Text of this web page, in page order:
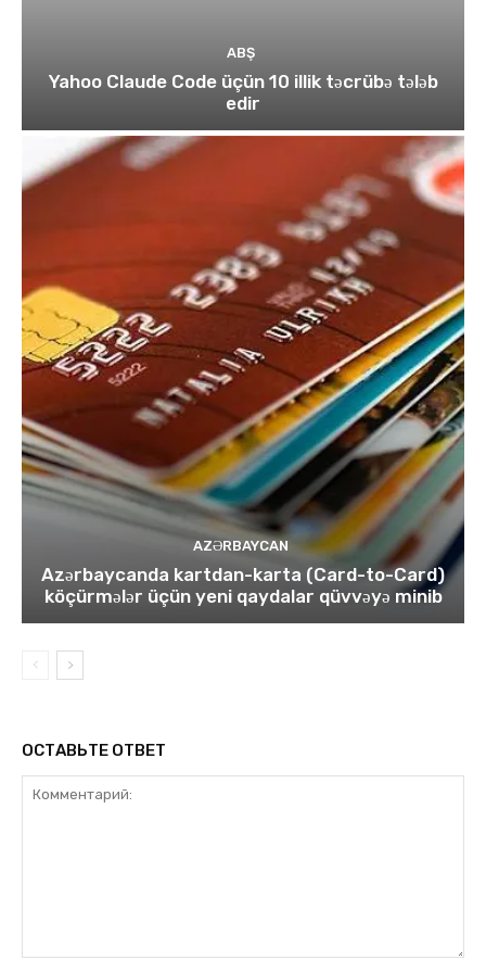
ABŞ
Yahoo Claude Code üçün 10 illik təcrübə tələb
edir
AZƏRBAYCAN
Azərbaycanda kartdan-karta (Card-to-Card)
köçürmələr üçün yeni qaydalar qüvvəyə minib
ОСТАВЬТЕ ОТВЕТ